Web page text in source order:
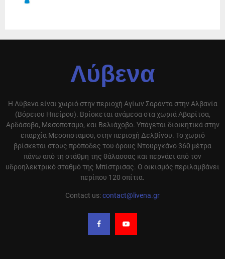
Λύβενα
Η Λύβενα είναι χωριό στην περιοχή Αγίων Σαράντα στην Αλβανία
(Βόρειου Ηπείρου). Βρίσκεται ανάμεσα στα χωριά Αβαρίτσα,
Αρδάσοβα, Μεσοποταμο, και Βελιάχοβο. Υπάγεται διοικητικά στην
επαρχία Μεσοποταμου, στην περιοχή Δελβίνου. Το χωριό
βρίσκεται στους πρόποδες του όρους Ντουργκάνο 360 μέτρα
πάνω από τη στάθμη της θάλασσας και περνάει από τον
υδροηλεκτρικό σταθμό της Μπίστρισας. Ο οικισμός περιλαμβάνει
περίπου 120 σπίτια.
Contact us:contact@livena.gr